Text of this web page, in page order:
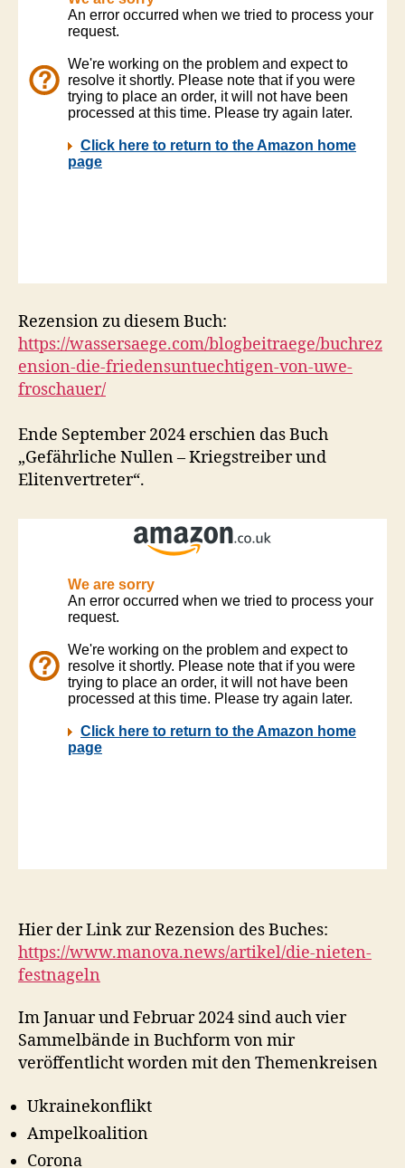
Rezension zu diesem Buch:
https://wassersaege.com/blogbeitraege/buchrez
ension-die-friedensuntuechtigen-von-uwe-
froschauer/
Ende September 2024 erschien das Buch
„Gefährliche Nullen – Kriegstreiber und
Elitenvertreter“.
Hier der Link zur Rezension des Buches:
https://www.manova.news/artikel/die-nieten-
festnageln
Im Januar und Februar 2024 sind auch vier
Sammelbände in Buchform von mir
veröffentlicht worden mit den Themenkreisen
Ukrainekonflikt
Ampelkoalition
Corona